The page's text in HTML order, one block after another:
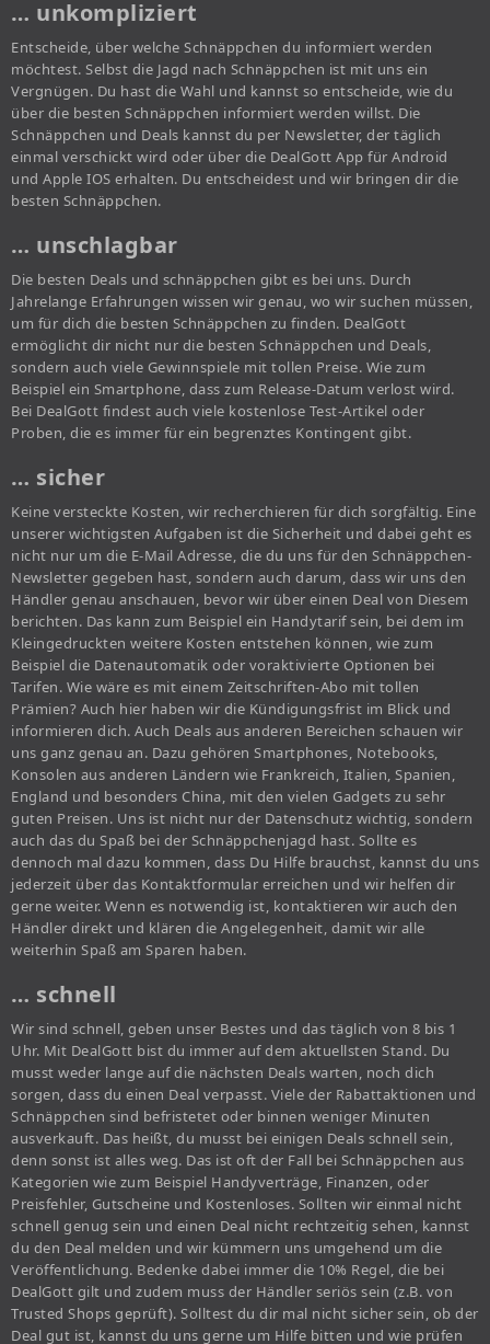
… unkompliziert
Entscheide, über welche Schnäppchen du informiert werden
möchtest. Selbst die Jagd nach Schnäppchen ist mit uns ein
Vergnügen. Du hast die Wahl und kannst so entscheide, wie du
über die besten Schnäppchen informiert werden willst. Die
Schnäppchen und Deals kannst du per Newsletter, der täglich
einmal verschickt wird oder über die DealGott App für Android
und Apple IOS erhalten. Du entscheidest und wir bringen dir die
besten Schnäppchen.
… unschlagbar
Die besten Deals und schnäppchen gibt es bei uns. Durch
Jahrelange Erfahrungen wissen wir genau, wo wir suchen müssen,
um für dich die besten Schnäppchen zu finden. DealGott
ermöglicht dir nicht nur die besten Schnäppchen und Deals,
sondern auch viele Gewinnspiele mit tollen Preise. Wie zum
Beispiel ein Smartphone, dass zum Release-Datum verlost wird.
Bei DealGott findest auch viele kostenlose Test-Artikel oder
Proben, die es immer für ein begrenztes Kontingent gibt.
… sicher
Keine versteckte Kosten, wir recherchieren für dich sorgfältig. Eine
unserer wichtigsten Aufgaben ist die Sicherheit und dabei geht es
nicht nur um die E-Mail Adresse, die du uns für den Schnäppchen-
Newsletter gegeben hast, sondern auch darum, dass wir uns den
Händler genau anschauen, bevor wir über einen Deal von Diesem
berichten. Das kann zum Beispiel ein Handytarif sein, bei dem im
Kleingedruckten weitere Kosten entstehen können, wie zum
Beispiel die Datenautomatik oder voraktivierte Optionen bei
Tarifen. Wie wäre es mit einem Zeitschriften-Abo mit tollen
Prämien? Auch hier haben wir die Kündigungsfrist im Blick und
informieren dich. Auch Deals aus anderen Bereichen schauen wir
uns ganz genau an. Dazu gehören Smartphones, Notebooks,
Konsolen aus anderen Ländern wie Frankreich, Italien, Spanien,
England und besonders China, mit den vielen Gadgets zu sehr
guten Preisen. Uns ist nicht nur der Datenschutz wichtig, sondern
auch das du Spaß bei der Schnäppchenjagd hast. Sollte es
dennoch mal dazu kommen, dass Du Hilfe brauchst, kannst du uns
jederzeit über das Kontaktformular erreichen und wir helfen dir
gerne weiter. Wenn es notwendig ist, kontaktieren wir auch den
Händler direkt und klären die Angelegenheit, damit wir alle
weiterhin Spaß am Sparen haben.
… schnell
Wir sind schnell, geben unser Bestes und das täglich von 8 bis 1
Uhr. Mit DealGott bist du immer auf dem aktuellsten Stand. Du
musst weder lange auf die nächsten Deals warten, noch dich
sorgen, dass du einen Deal verpasst. Viele der Rabattaktionen und
Schnäppchen sind befristetet oder binnen weniger Minuten
ausverkauft. Das heißt, du musst bei einigen Deals schnell sein,
denn sonst ist alles weg. Das ist oft der Fall bei Schnäppchen aus
Kategorien wie zum Beispiel Handyverträge, Finanzen, oder
Preisfehler, Gutscheine und Kostenloses. Sollten wir einmal nicht
schnell genug sein und einen Deal nicht rechtzeitig sehen, kannst
du den Deal melden und wir kümmern uns umgehend um die
Veröffentlichung. Bedenke dabei immer die 10% Regel, die bei
DealGott gilt und zudem muss der Händler seriös sein (z.B. von
Trusted Shops geprüft). Solltest du dir mal nicht sicher sein, ob der
Deal gut ist, kannst du uns gerne um Hilfe bitten und wie prüfen